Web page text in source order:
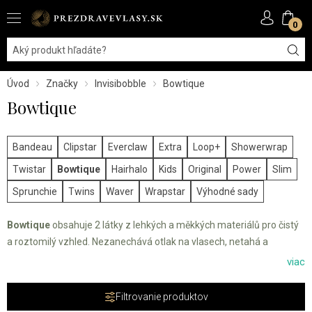
0
Úvod Značky Invisibobble Bowtique
Bowtique
Bandeau Clipstar Everclaw Extra Loop+
Showerwrap
Twistar
Bowtique Hairhalo Kids Original Power
Slim
Sprunchie
Twins Waver Wrapstar Výhodné sady
Bowtiqueobsahuje 2 látky z lehkých a měkkých materiálů pro čistý
a roztomilý vzhled. Nezanechává otlak na vlasech, netahá a
zajišťuje vysoký komfort při nošení. Mašlička jako design do vlasůviac
Filtrovanie produktov